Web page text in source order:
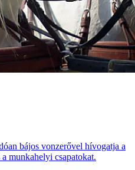
bájos vonzerővel hívogatja a
munkahelyi csapatokat.